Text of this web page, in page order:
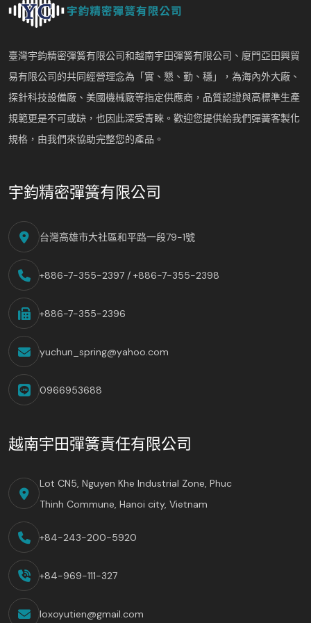
臺灣宇鈞精密彈簧有限公司和越南宇田彈簧有限公司、廈門亞田興貿
易有限公司的共同經營理念為「實、懇、勤、穩」，為海內外大廠、
探針科技設備廠、美國機械廠等指定供應商，品質認證與高標準生產
規範更是不可或缺，也因此深受青睞。歡迎您提供給我們彈簧客製化
規格，由我們來協助完整您的產品。
宇鈞精密彈簧有限公司
台灣高雄市大社區和平路一段79-1號
+886-7-355-2397 / +886-7-355-2398
+886-7-355-2396
yuchun_spring@yahoo.com
0966953688
越南宇田彈簧責任有限公司
Lot CN5, Nguyen Khe Industrial Zone, Phuc
Thinh Commune, Hanoi city, Vietnam
+84-243-200-5920
+84-969-111-327
loxoyutien@gmail.com